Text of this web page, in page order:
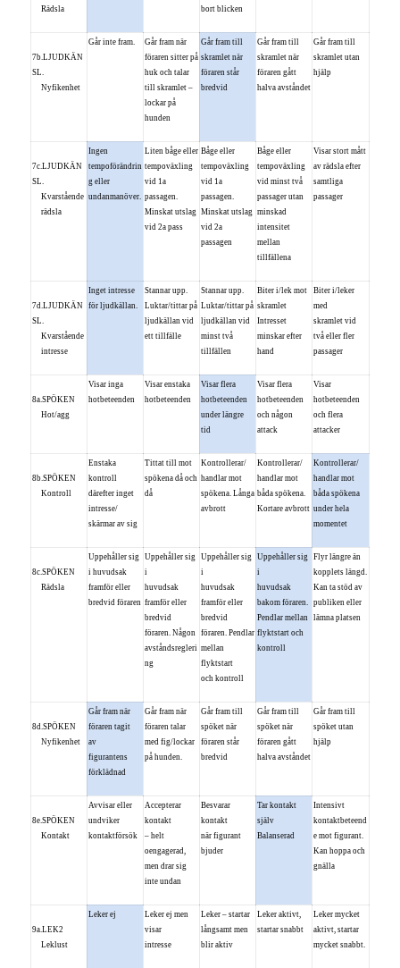
Rädsla bort blicken
7b.LJUDKÄN
SL.
Nyfikenhet
Går inte fram.
Går fram när
föraren sitter på
huk och talar
till skramlet –
lockar på
hunden
Går fram till
skramlet när
föraren står
bredvid
Går fram till
skramlet när
föraren gått
halva avståndet
Går fram till
skramlet utan
hjälp
7c.LJUDKÄN
SL.
Kvarstående
rädsla
Ingen
tempoförändrin
g eller
undanmanöver.
Liten båge eller
tempoväxling
vid 1a
passagen.
Minskat utslag
vid 2a pass
Båge eller
tempoväxling
vid 1a
passagen.
Minskat utslag
vid 2a
passagen
Båge eller
tempoväxling
vid minst två
passager utan
minskad
intensitet
mellan
tillfällena
Visar stort mått
av rädsla efter
samtliga
passager
7d.LJUDKÄN
SL.
Kvarstående
intresse
Inget intresse
för ljudkällan.
Stannar upp.
Luktar/tittar på
ljudkällan vid
ett tillfälle
Stannar upp.
Luktar/tittar på
ljudkällan vid
minst två
tillfällen
Biter i/lek mot
skramlet
Intresset
minskar efter
hand
Biter i/leker
med
skramlet vid
två eller fler
passager
8a.SPÖKEN
Hot/agg
Visar inga
hotbeteenden
Visar enstaka
hotbeteenden
Visar flera
hotbeteenden
under längre
tid
Visar flera
hotbeteenden
och någon
attack
Visar
hotbeteenden
och flera
attacker
8b.SPÖKEN
Kontroll
Enstaka
kontroll
därefter inget
intresse/
skärmar av sig
Tittat till mot
spökena då och
då
Kontrollerar/
handlar mot
spökena. Långa
avbrott
Kontrollerar/
handlar mot
båda spökena.
Kortare avbrott
Kontrollerar/
handlar mot
båda spökena
under hela
momentet
8c.SPÖKEN
Rädsla
Uppehåller sig
i huvudsak
framför eller
bredvid föraren
Uppehåller sig
i
huvudsak
framför eller
bredvid
föraren. Någon
avståndsregleri
ng
Uppehåller sig
i
huvudsak
framför eller
bredvid
föraren. Pendlar
mellan
flyktstart
och kontroll
Uppehåller sig
i
huvudsak
bakom föraren.
Pendlar mellan
flyktstart och
kontroll
Flyr längre än
kopplets längd.
Kan ta stöd av
publiken eller
lämna platsen
8d.SPÖKEN
Nyfikenhet
Går fram när
föraren tagit
av
figurantens
förklädnad
Går fram när
föraren talar
med fig/lockar
på hunden.
Går fram till
spöket när
föraren står
bredvid
Går fram till
spöket när
föraren gått
halva avståndet
Går fram till
spöket utan
hjälp
8e.SPÖKEN
Kontakt
Avvisar eller
undviker
kontaktförsök
Accepterar
kontakt
– helt
oengagerad,
men drar sig
inte undan
Besvarar
kontakt
när figurant
bjuder
Tar kontakt
själv
Balanserad
Intensivt
kontaktbeteend
e mot figurant.
Kan hoppa och
gnälla
9a.LEK2
Leklust
Leker ej
Leker ej men
visar
intresse
Leker – startar
långsamt men
blir aktiv
Leker aktivt,
startar snabbt
Leker mycket
aktivt, startar
mycket snabbt.